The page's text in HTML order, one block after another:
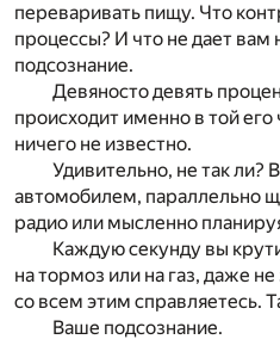
переваривать пищу. Что
процессы? И что не дает вам
подсознание.
Девяносто девять
происходит именно в той его
ничего не известно.
Удивительно, не так ли?
автомобилем, параллельно
радио или мысленно
Каждую секунду вы
на тормоз или на газ, даже
со всем этим справляетесь.
Ваше подсознание.